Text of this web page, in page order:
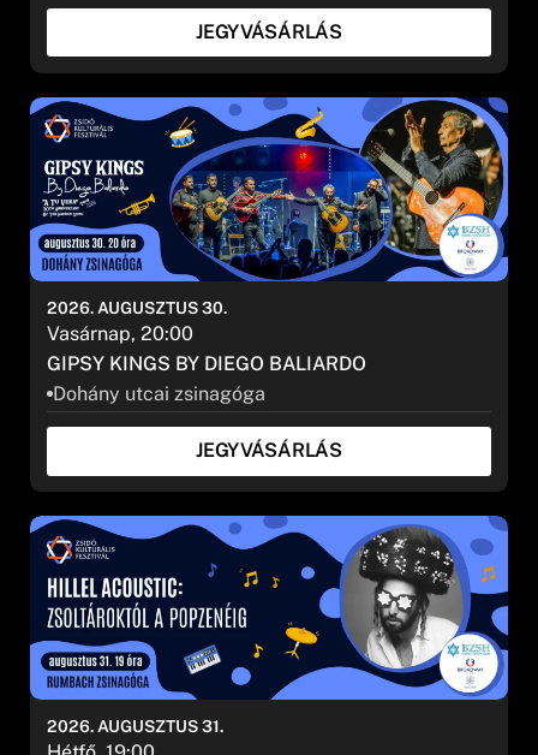
JEGYVÁSÁRLÁS
GIPSY KINGS BY DIEGO BALIARDO
Dohány utcai zsinagóga
2026. AUGUSZTUS 30.
Vasárnap, 20:00
JEGYVÁSÁRLÁS
2026. AUGUSZTUS 31.